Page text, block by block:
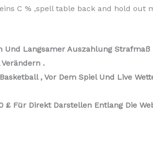
C % ,spell table back and hold out
Und Langsamer Auszahlung Strafmaß
.
, Vor Dem Spiel Und Live
Für Direkt Darstellen Entlang Die